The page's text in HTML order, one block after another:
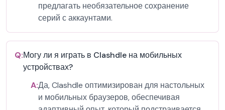
предлагать необязательное сохранение
серий с аккаунтами.
Q:Могу ли я играть в Clashdle на мобильных
устройствах?
A:Да, Clashdle оптимизирован для настольных
и мобильных браузеров, обеспечивая